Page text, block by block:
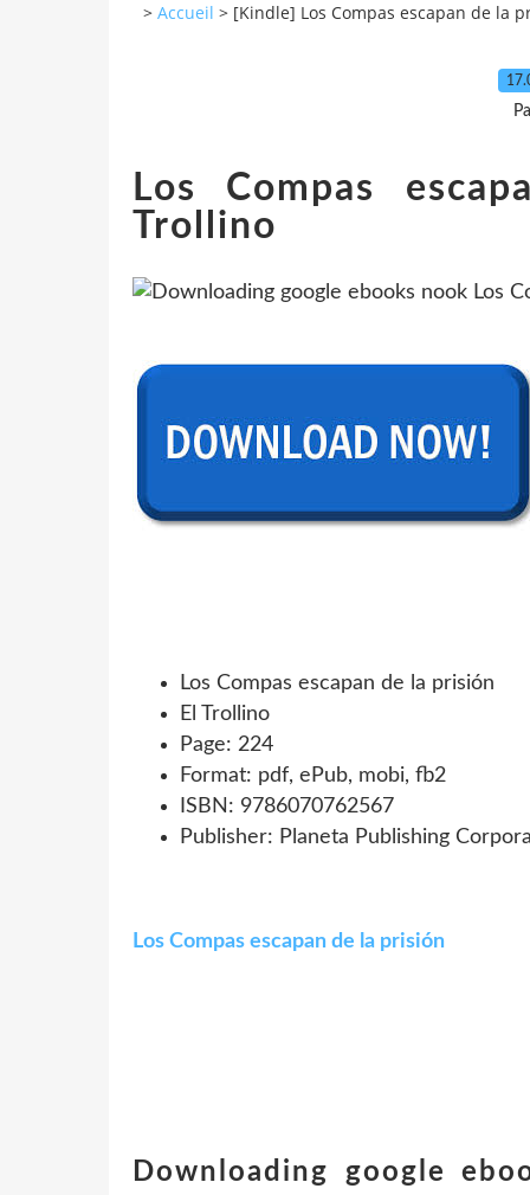
> Accueil > [Kindle] Los Compas escapan de la
Los Compas
Trollino
Los Compas escapan de la prisión
El Trollino
Page: 224
Format: pdf, ePub, mobi, fb2
ISBN: 9786070762567
Publisher: Planeta Publishing
Los Compas escapan de la prisión
Downloading google